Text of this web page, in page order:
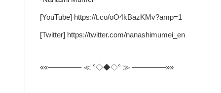
[YouTube] https://t.co/oO4kBazKMv?amp=1
[Twitter] https://twitter.com/nanashimumei_en
««————– ≪ °◇◆◇° ≫ ————–»»